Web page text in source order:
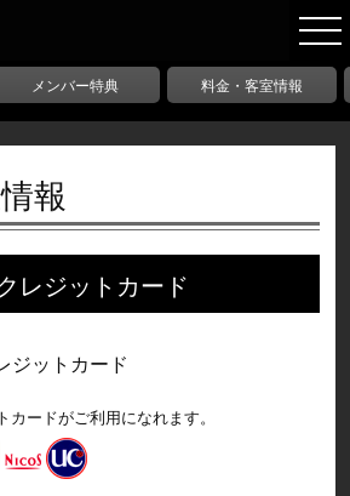
メンバー特典 料金・客室情報
報
レジットカード
ジットカード
ードがご利用になれます。